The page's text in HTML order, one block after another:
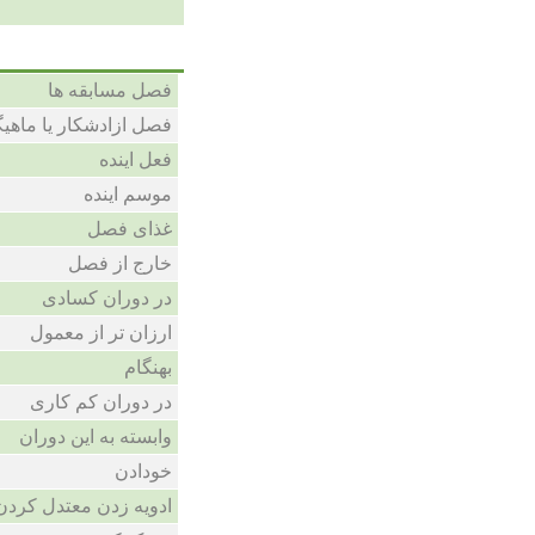
فصل مسابقه ها
فصل ازادشکار یا
فعل اینده
موسم اینده
غذای فصل
خارج از فصل
در دوران کسادی
ارزان تر از معمول
بهنگام
در دوران کم کاری
وابسته به این دوران
خودادن
ادویه زدن معتدل